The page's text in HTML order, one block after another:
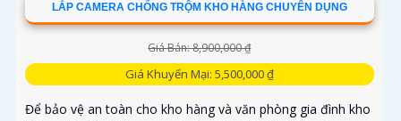
LẮP CAMERA CHỐNG TRỘM KHO HÀNG CHUYÊN DỤNG
Giá Bán: 8,900,000 ₫
Giá Khuyến Mại: 5,500,000 ₫
Để bảo vệ an toàn cho kho hàng và văn phòng gia đình kho